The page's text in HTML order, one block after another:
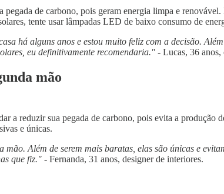
pegada de carbono, pois geram energia limpa e
tente usar lâmpadas LED de baixo consumo de
há alguns anos e estou muito feliz com a decisão.
eu definitivamente recomendaria." - Lucas, 36 anos,
mão
a reduzir sua pegada de carbono, pois evita a
e únicas.
Além de serem mais baratas, elas são únicas e
que fiz." - Fernanda, 31 anos, designer de interiores.